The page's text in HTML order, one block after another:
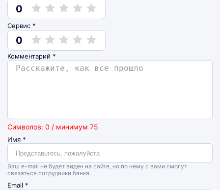
0
Сервис *
0
Комментарий *
Символов: 0 / минимум 75
Имя *
Ваш e-mail не будет виден на сайте, но по нему с вами смогут
связаться сотрудники банка.
Email *